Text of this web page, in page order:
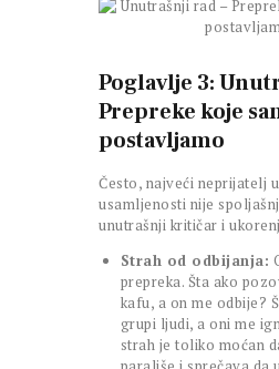
Poglavlje 3:
Prepreke koje
postavljamo
Često, najveći neprijatelj
usamljenosti nije
unutrašnji kritičar i
Strah od odbijanja:
prepreka. Šta ako
kafu, a on me odbije?
grupi ljudi, a oni me
strah je toliko moćan